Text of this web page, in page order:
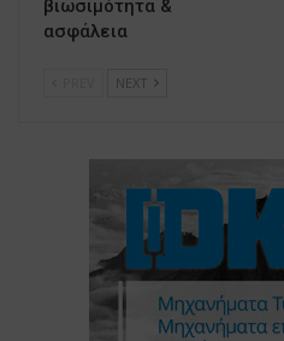
βιωσιμότητα &
ασφάλεια
NEXT